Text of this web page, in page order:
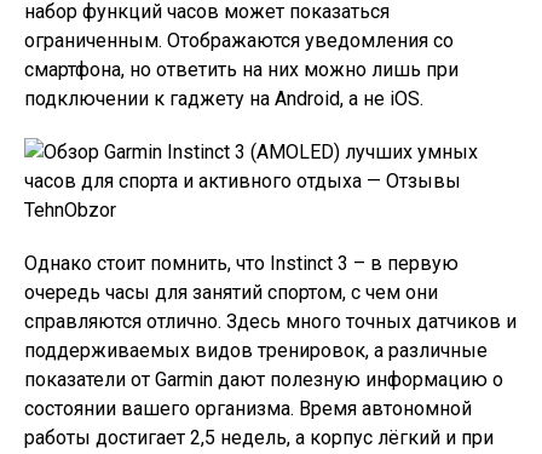
набор функций часов может показаться
ограниченным. Отображаются уведомления со
смартфона, но ответить на них можно лишь при
подключении к гаджету на Android, а не iOS.
Однако стоит помнить, что Instinct 3 – в первую
очередь часы для занятий спортом, с чем они
справляются отлично. Здесь много точных датчиков и
поддерживаемых видов тренировок, а различные
показатели от Garmin дают полезную информацию о
состоянии вашего организма. Время автономной
работы достигает 2,5 недель, а корпус лёгкий и при